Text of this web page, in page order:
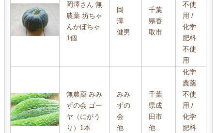
岡澤さん 無
農薬 坊ちゃ
んかぼちゃ
1個
岡
澤
健男
千葉
県香
取市
不使
用 /
化学
肥料
不使
用
無農薬 みみ
ずの会 ゴー
ヤ（にがう
り）1本
みみ
ずの
会
他
千葉
県成
田市
他
化学
農薬
不使
用 /
化学
肥料